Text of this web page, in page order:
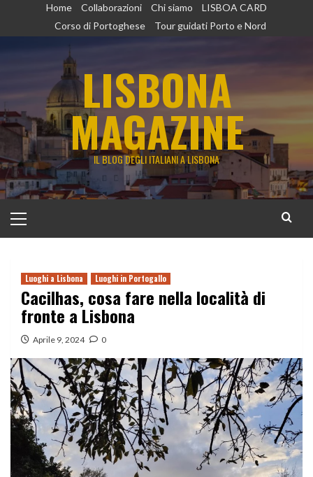
Home Collaborazioni Chi siamo
LISBOA CARD
Corso di Portoghese
Tour guidati Porto e Nord
LISBONA
MAGAZINE
IL BLOG DEGLI ITALIANI A LISBONA
principale
Luoghi a Lisbona Luoghi in Portogallo
Cacilhas, cosa fare nella località di
fronte a Lisbona
Aprile 9, 2024 0